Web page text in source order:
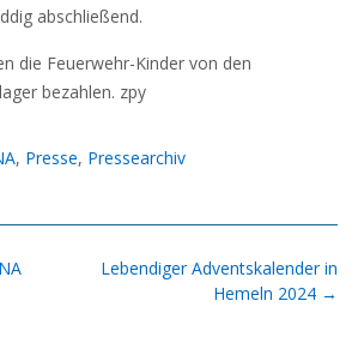
abschließend.
die Feuerwehr-Kinder von den
bezahlen. zpy
, Presse, Pressearchiv
Lebendiger Adventskalender in
Hemeln 2024 →